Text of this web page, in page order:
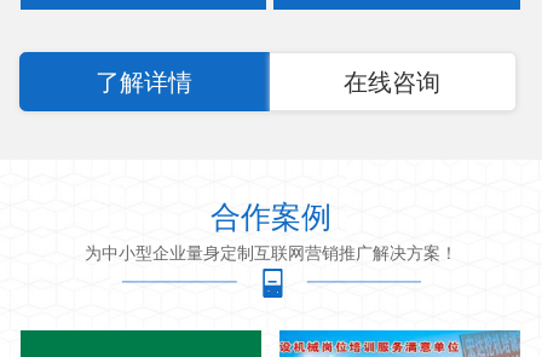
了解详情 在线咨询
合作案例
为中小型企业量身定制互联网营销推广解决方案！